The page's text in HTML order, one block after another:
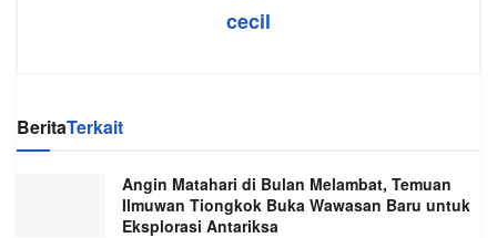
cecil
BeritaTerkait
Angin Matahari di Bulan Melambat, Temuan
Ilmuwan Tiongkok Buka Wawasan Baru untuk
Eksplorasi Antariksa